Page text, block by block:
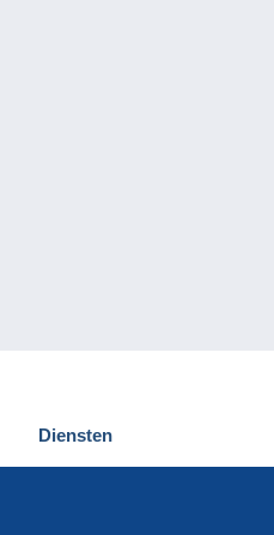
Diensten
Delcampe ontdekken